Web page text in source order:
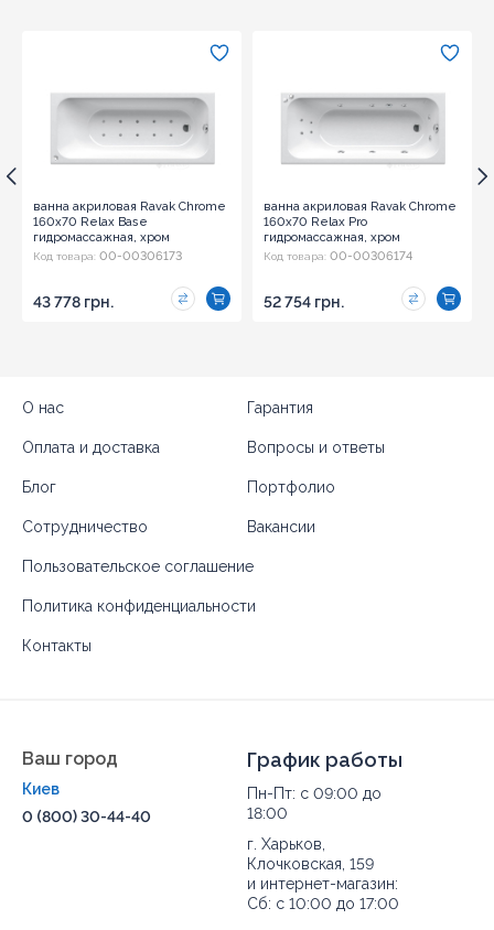
ванна акриловая Ravak Chrome
160x70 Relax Base
гидромассажная, хром
(GMSR1699)
Код товара: 00-00306173
43 778 грн.
ванна акриловая Ravak Chrome
160x70 Relax Pro
гидромассажная, хром
(GMSR1700)
Код товара: 00-00306174
52 754 грн.
О нас Гарантия
Оплата и доставка Вопросы и ответы
Блог Портфолио
Сотрудничество Вакансии
Пользовательское соглашение
Политика конфиденциальности
Контакты
Ваш город
Киев
0 (800) 30-44-40
График работы
Пн-Пт: с 09:00 до
18:00
г. Харьков,
Клочковская, 159
и интернет-магазин:
Сб: с 10:00 до 17:00